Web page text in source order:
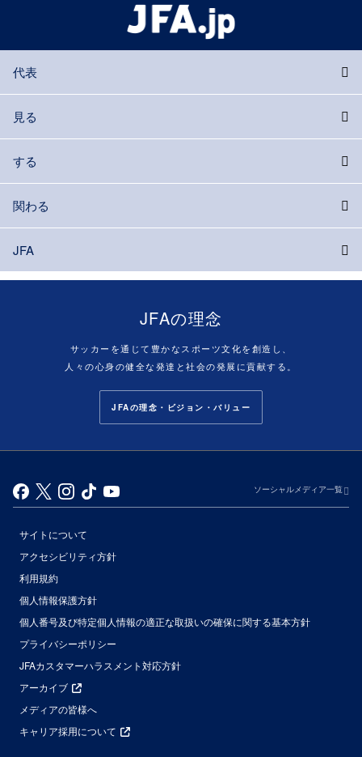
代表
見る
する
関わる
JFA
JFAの理念
サッカーを通じて豊かなスポーツ文化を創造し、
人々の心身の健全な発達と社会の発展に貢献する。
JFAの理念・ビジョン・バリュー
ソーシャルメディア一覧
サイトについて
アクセシビリティ方針
利用規約
個人情報保護方針
個人番号及び特定個人情報の適正な取扱いの確保に関する基本方針
プライバシーポリシー
JFAカスタマーハラスメント対応方針
アーカイブ
メディアの皆様へ
キャリア採用について